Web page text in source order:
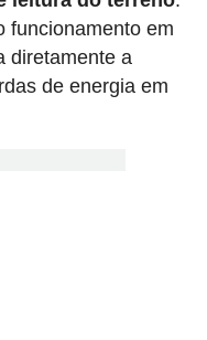
funcionamento em
diretamente a
de energia em